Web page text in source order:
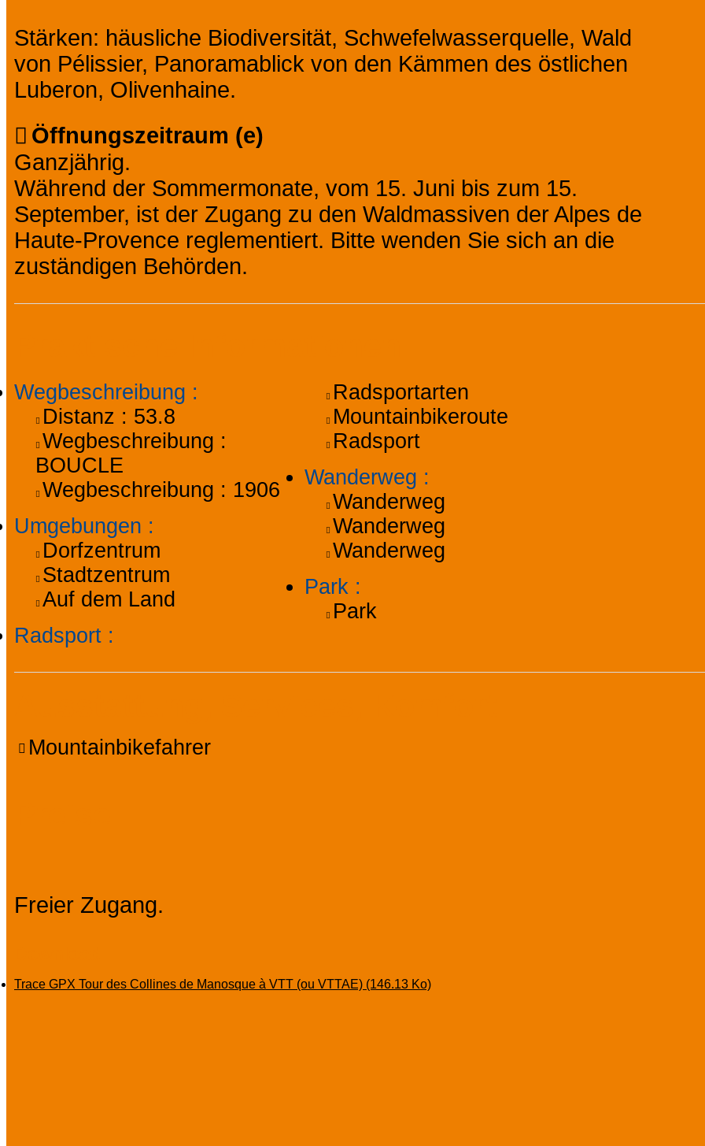
Stärken: häusliche Biodiversität, Schwefelwasserquelle, Wald
von Pélissier, Panoramablick von den Kämmen des östlichen
Luberon, Olivenhaine.
Öffnungszeitraum (e)
Ganzjährig.
Während der Sommermonate, vom 15. Juni bis zum 15.
September, ist der Zugang zu den Waldmassiven der Alpes de
Haute-Provence reglementiert. Bitte wenden Sie sich an die
zuständigen Behörden.
Wegbeschreibung :
Distanz : 53.8
Wegbeschreibung :
BOUCLE
Wegbeschreibung : 1906
Umgebungen :
Dorfzentrum
Stadtzentrum
Auf dem Land
Radsport :
Radsportarten
Mountainbikeroute
Radsport
Wanderweg :
Wanderweg
Wanderweg
Wanderweg
Park :
Park
Mountainbikefahrer
Freier Zugang.
Trace GPX Tour des Collines de Manosque à VTT (ou VTTAE) (146.13 Ko)